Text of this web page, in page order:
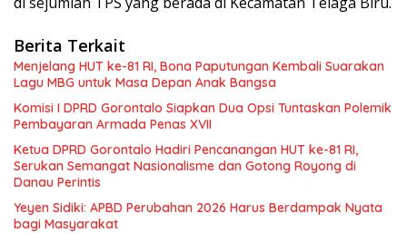
Berita Terkait
Menjelang HUT ke-81 RI, Bona Paputungan Kembali Suarakan
Lagu MBG untuk Masa Depan Anak Bangsa
Komisi I DPRD Gorontalo Siapkan Dua Opsi Tuntaskan Polemik
Pembayaran Armada Penas XVII
Ketua DPRD Gorontalo Hadiri Pencanangan HUT ke-81 RI,
Serukan Semangat Nasionalisme dan Gotong Royong di
Danau Perintis
Yeyen Sidiki: APBD Perubahan 2026 Harus Berdampak Nyata
bagi Masyarakat